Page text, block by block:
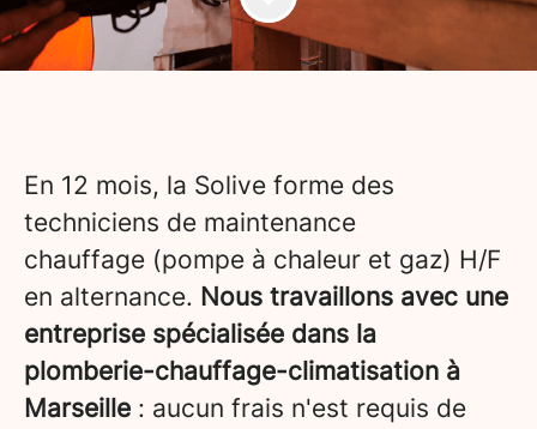
En 12 mois, la Solive forme des
techniciens de maintenance
chauffage (pompe à chaleur et gaz) H/F
en alternance. Nous travaillons avec une
entreprise spécialisée dans la
plomberie-chauffage-climatisation à
Marseille : aucun frais n'est requis de